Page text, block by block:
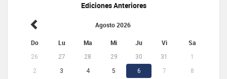
Ediciones Anteriores
Agosto 2026
Do Lu Ma Mi Ju Vi Sa
26 27 28 29 30 31
1
2
3 4 5 6 7
8